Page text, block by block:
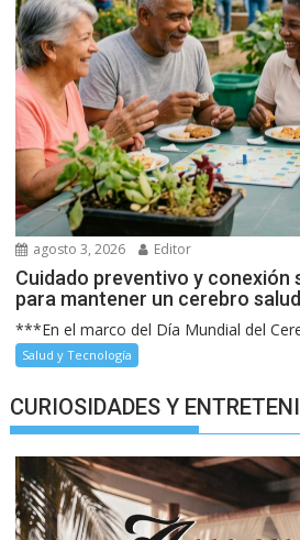
agosto 3, 2026 Editor
Cuidado preventivo y conexión
para mantener un cerebro
***En el marco del Día Mundial del
Salud y Tecnología
CURIOSIDADES Y